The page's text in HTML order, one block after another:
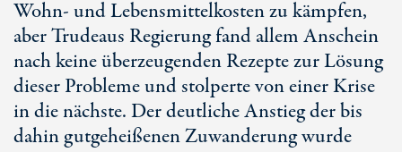
Wohn- und Lebensmittelkosten zu kämpfen,
aber Trudeaus Regierung fand allem Anschein
nach keine überzeugenden Rezepte zur Lösung
dieser Probleme und stolperte von einer Krise
in die nächste. Der deutliche Anstieg der bis
dahin gutgeheißenen Zuwanderung wurde